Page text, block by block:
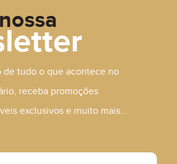
de tudo o que acontece no
receba promoções
exclusivos e muito mais...